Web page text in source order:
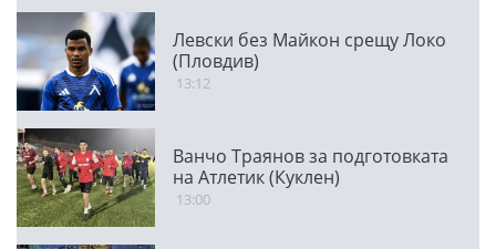
Левски без Майкон срещу Локо
(Пловдив)
13:12
Ванчо Траянов за подготовката
на Атлетик (Куклен)
13:00